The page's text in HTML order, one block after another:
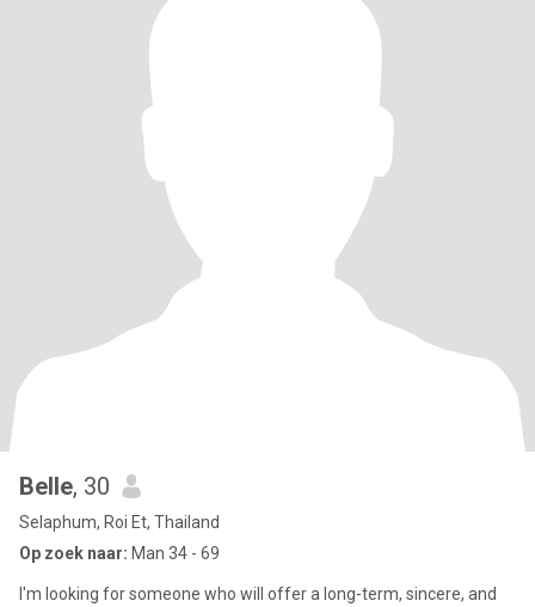
Belle, 30
Selaphum, Roi Et, Thailand
Op zoek naar: Man 34 - 69
I'm looking for someone who will offer a long-term, sincere, and